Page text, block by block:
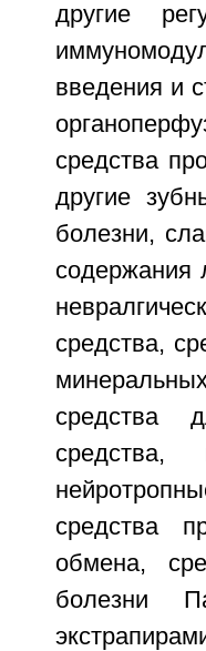
другие
введения и
средства
другие
болезни,
содержания
средства,
средства
средства,
средства
обмена,
болезни